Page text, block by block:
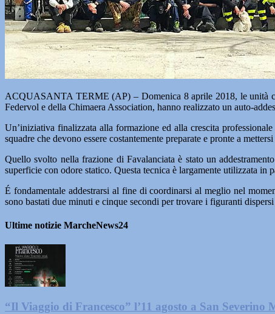
ACQUASANTA TERME (AP) – Domenica 8 aprile 2018, le unità
Federvol e della Chimaera Association, hanno realizzato un auto-
Un’iniziativa finalizzata alla formazione ed alla crescita
squadre che devono essere costantemente preparate e pronte a
Quello svolto nella frazione di Favalanciata è stato un
superficie con odore statico. Questa tecnica è largamente utilizzata
É fondamentale addestrarsi al fine di coordinarsi al meglio nel
sono bastati due minuti e cinque secondi per trovare i figuranti
Ultime notizie MarcheNews24
“Il Viaggio di Francesco” l’11 agosto a San Severino